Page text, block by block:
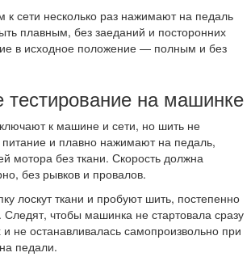
сети несколько раз нажимают на педаль
плавным, без заеданий и посторонних
в исходное положение — полным и без
тестирование на машинке
к машине и сети, но шить не
и плавно нажимают на педаль,
мотора без ткани. Скорость должна
без рывков и провалов.
лоскут ткани и пробуют шить, постепенно
Следят, чтобы машинка не стартовала сразу
не останавливалась самопроизвольно при
педали.